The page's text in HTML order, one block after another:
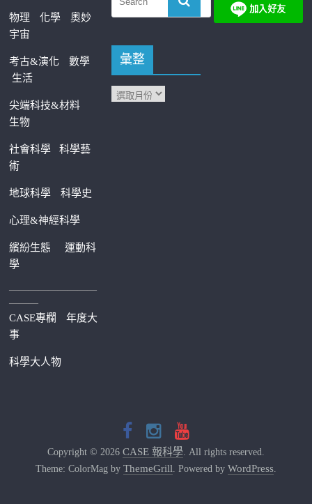
物理 化學
奧妙
宇宙
考古&演化
數學
生活
尖端科技&材料
生物
社會科學科學藝
術
地球科學 科學史
心理&神經科學
繽紛生態運動科
學
—————————
———
CASE專欄
年度大
事
科學大人物
彙整
Copyright © 2026 CASE 報科學. All rights reserved.
Theme: ColorMag by ThemeGrill. Powered by WordPress.